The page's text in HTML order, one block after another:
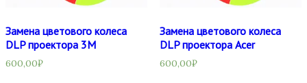
Замена цветового колеса
DLP проектора 3М
600,00₽
Замена цветового колеса
DLP проектора Acer
600,00₽